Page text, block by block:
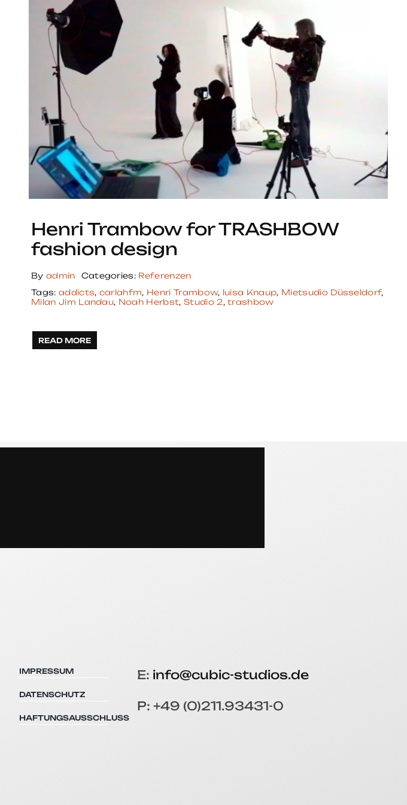
Henri Trambow for TRASHBOW
fashion design
By admin Categories: Referenzen
Tags: addicts, carlahfm, Henri Trambow, luisa Knaup, Mietsudio Düsseldorf,
Milan Jim Landau, Noah Herbst, Studio 2,trashbow
READ MORE
IMPRESSUM
DATENSCHUTZ
HAFTUNGSAUSSCHLUSS
E: info@cubic-studios.de
P: +49 (0)211.93431-0